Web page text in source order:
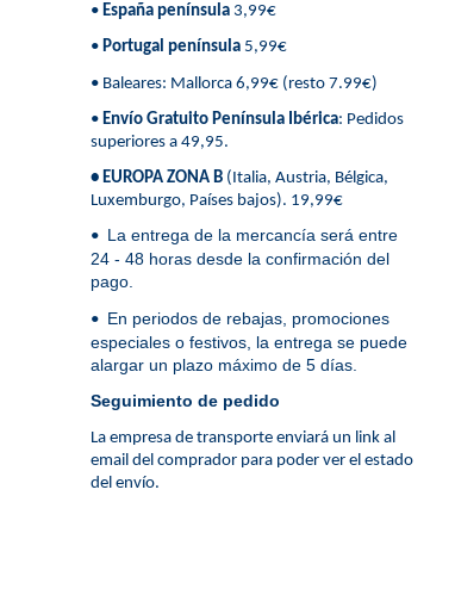
• España península3,99€
• Portugal península5,99€
• Baleares: Mallorca 6,99€ (resto 7.99€)
• Envío Gratuito Península Ibérica: Pedidos
superiores a 49,95.
• EUROPA ZONA B(Italia, Austria, Bélgica,
Luxemburgo, Países bajos). 19,99€
• La entrega de la mercancía será entre
24 - 48 horas desde la confirmación del
pago.
• En periodos de rebajas, promociones
especiales o festivos, la entrega se puede
alargar un plazo máximo de 5 días.
Seguimiento de pedido
La empresa de transporte enviará un link al
email del comprador para poder ver el estado
del envío.